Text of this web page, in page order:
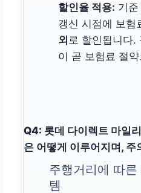
할인율 적용: 기
갱신 시점에 보험
외 로 할인됩니다.
이 곧 보험료 절
Q4: 롯데 다이렉트 마일
은 어떻게 이루어지며,
주행거리에 따
템